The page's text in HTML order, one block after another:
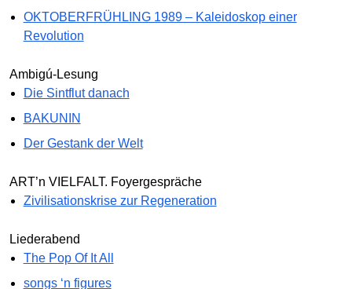
OKTOBERFRÜHLING 1989 – Kaleidoskop einer
Revolution
Ambigú-Lesung
Die Sintflut danach
BAKUNIN
Der Gestank der Welt
ART’n VIELFALT. Foyergespräche
Zivilisationskrise zur Regeneration
Liederabend
The Pop Of It All
songs ‘n figures